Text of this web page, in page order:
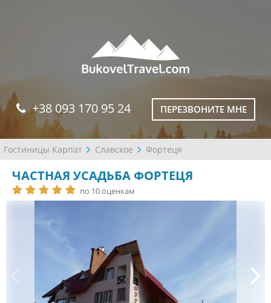
+38 093 170 95 24 ПЕРЕЗВОНИТЕ МНЕ
Гостиницы Карпат Славское Фортеця
ЧАСТНАЯ УСАДЬБА ФОРТЕЦЯ
по 10 оценкам